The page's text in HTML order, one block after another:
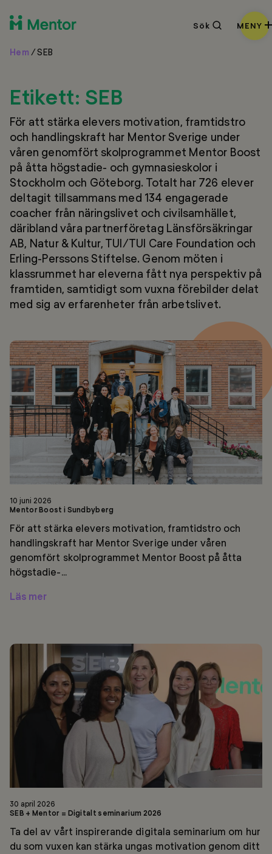
Sök Sök MENY
Hem /SEB
Etikett: SEB
För att stärka elevers motivation, framtidstro
och handlingskraft har Mentor Sverige under
våren genomfört skolprogrammet Mentor Boost
på åtta högstadie- och gymnasieskolor i
Stockholm och Göteborg. Totalt har 726 elever
deltagit tillsammans med 134 engagerade
coacher från näringslivet och civilsamhället,
däribland våra partnerföretag Länsförsäkringar
AB, Natur & Kultur, TUI/TUI Care Foundation och
Erling-Perssons Stiftelse. Genom möten i
klassrummet har eleverna fått nya perspektiv på
framtiden, samtidigt som vuxna förebilder delat
med sig av erfarenheter från arbetslivet.
Mentor
Boost
i
Sundbyberg
10 juni 2026
Mentor Boost i Sundbyberg
För att stärka elevers motivation, framtidstro och
handlingskraft har Mentor Sverige under våren
genomfört skolprogrammet Mentor Boost på åtta
högstadie-...
Läs mer
SEB
Digitalt
seminarium
2026
30 april 2026
SEB + Mentor = Digitalt seminarium 2026
Ta del av vårt inspirerande digitala seminarium om hur
du som vuxen kan stärka ungas motivation genom ditt